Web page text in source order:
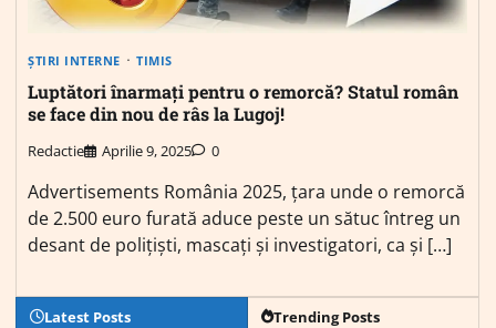
ȘTIRI INTERNE TIMIS
Luptători înarmați pentru o remorcă? Statul român
se face din nou de râs la Lugoj!
Redactie Aprilie 9, 2025 0
Advertisements România 2025, țara unde o remorcă
de 2.500 euro furată aduce peste un sătuc întreg un
desant de polițiști, mascați și investigatori, ca și […]
Latest Posts Trending Posts